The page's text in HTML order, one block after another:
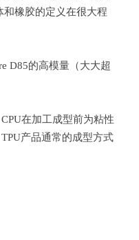
橡胶的定义在很大程
D85的高模量（大大超
在加工成型前为粘性
产品通常的成型方式